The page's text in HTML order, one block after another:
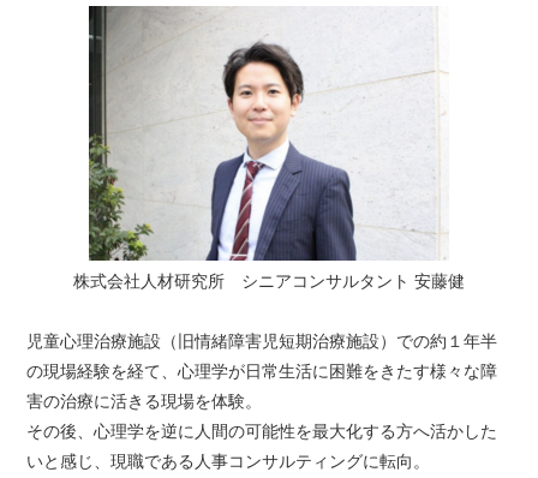
株式会社人材研究所 シニアコンサルタント 安藤健
児童心理治療施設（旧情緒障害児短期治療施設）での約１年半
の現場経験を経て、心理学が日常生活に困難をきたす様々な障
害の治療に活きる現場を体験。
その後、心理学を逆に人間の可能性を最大化する方へ活かした
いと感じ、現職である人事コンサルティングに転向。